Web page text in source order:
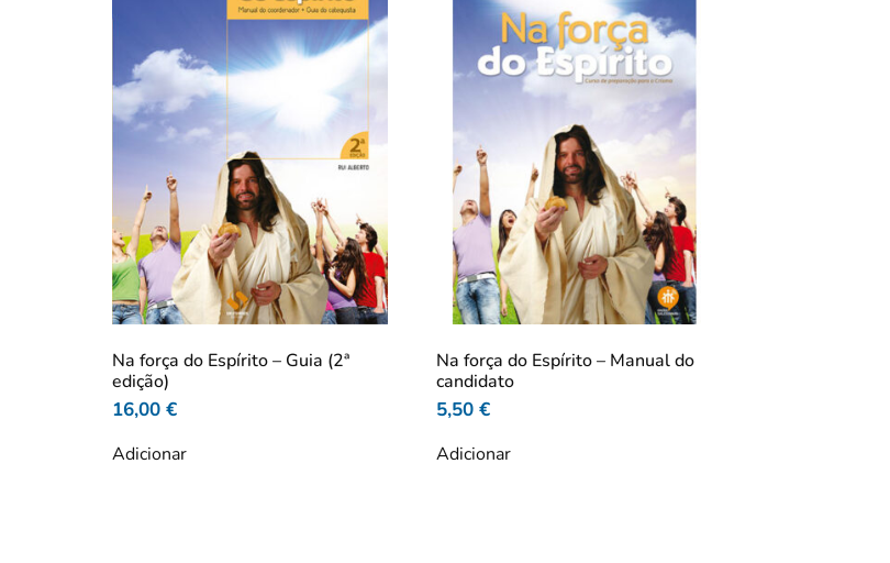
Na força do Espírito – Guia (2ª
edição)
16,00 €
Adicionar
Na força do Espírito – Manual do
candidato
5,50 €
Adicionar